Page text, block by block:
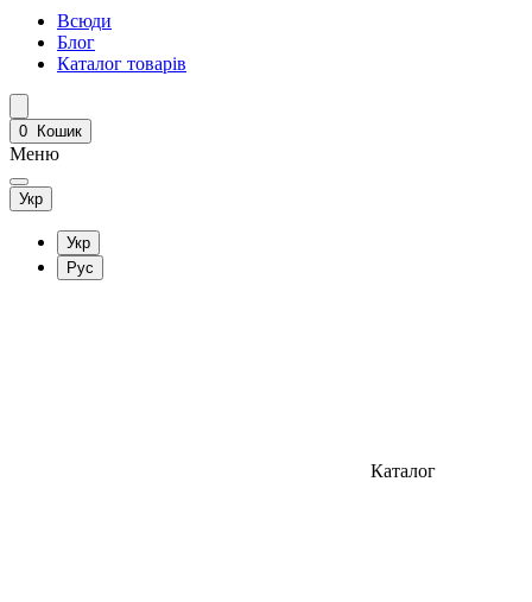
Всюди
Блог
Каталог товарів
0 Кошик
Меню
Укр
Укр
Рус
Каталог